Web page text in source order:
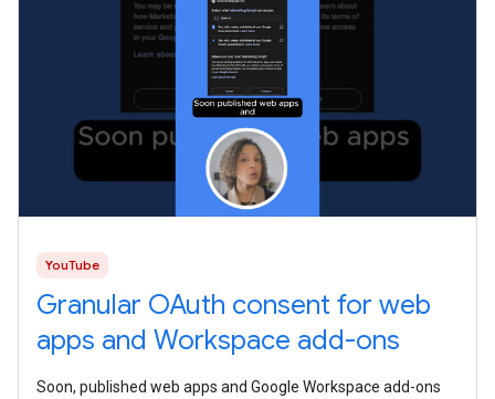
YouTube
Granular OAuth consent for web
apps and Workspace add-ons
Soon, published web apps and Google Workspace add-ons